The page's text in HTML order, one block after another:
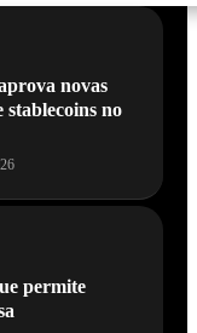
novas
stablecoins no
permite